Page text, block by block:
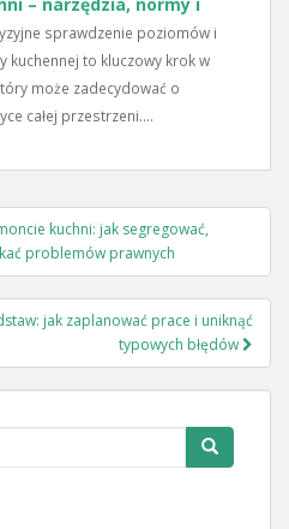
sprawdzenie poziomów i
kuchennej to kluczowy krok w
może zadecydować o
całej przestrzeni....
kuchni: jak segregować,
problemów prawnych
jak zaplanować prace i uniknąć
typowych błędów